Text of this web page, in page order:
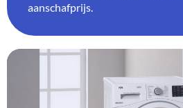
aanschafprijs.